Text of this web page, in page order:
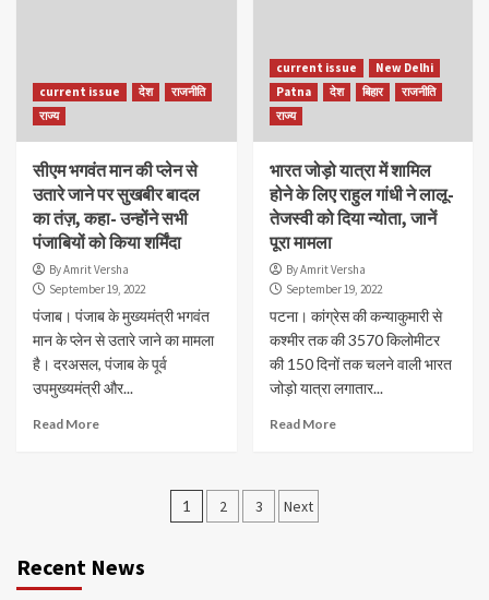
current issue देश
राजनीति
राज्य
सीएम भगवंत मान की प्लेन से
उतारे जाने पर सुखबीर बादल
का तंज़, कहा- उन्होंने सभी
पंजाबियों को किया शर्मिंदा
By Amrit Versha
September 19, 2022
पंजाब। पंजाब के मुख्यमंत्री भगवंत
मान के प्लेन से उतारे जाने का मामला
है। दरअसल, पंजाब के पूर्व
उपमुख्यमंत्री और...
Read More
current issue
New Delhi
Patna
देश बिहार
राजनीति
राज्य
भारत जोड़ो यात्रा में शामिल
होने के लिए राहुल गांधी ने लालू-
तेजस्वी को दिया न्योता, जानें
पूरा मामला
By Amrit Versha
September 19, 2022
पटना। कांग्रेस की कन्याकुमारी से
कश्मीर तक की 3570 किलोमीटर
की 150 दिनों तक चलने वाली भारत
जोड़ो यात्रा लगातार...
Read More
Posts
1 2 3 Next
Recent News